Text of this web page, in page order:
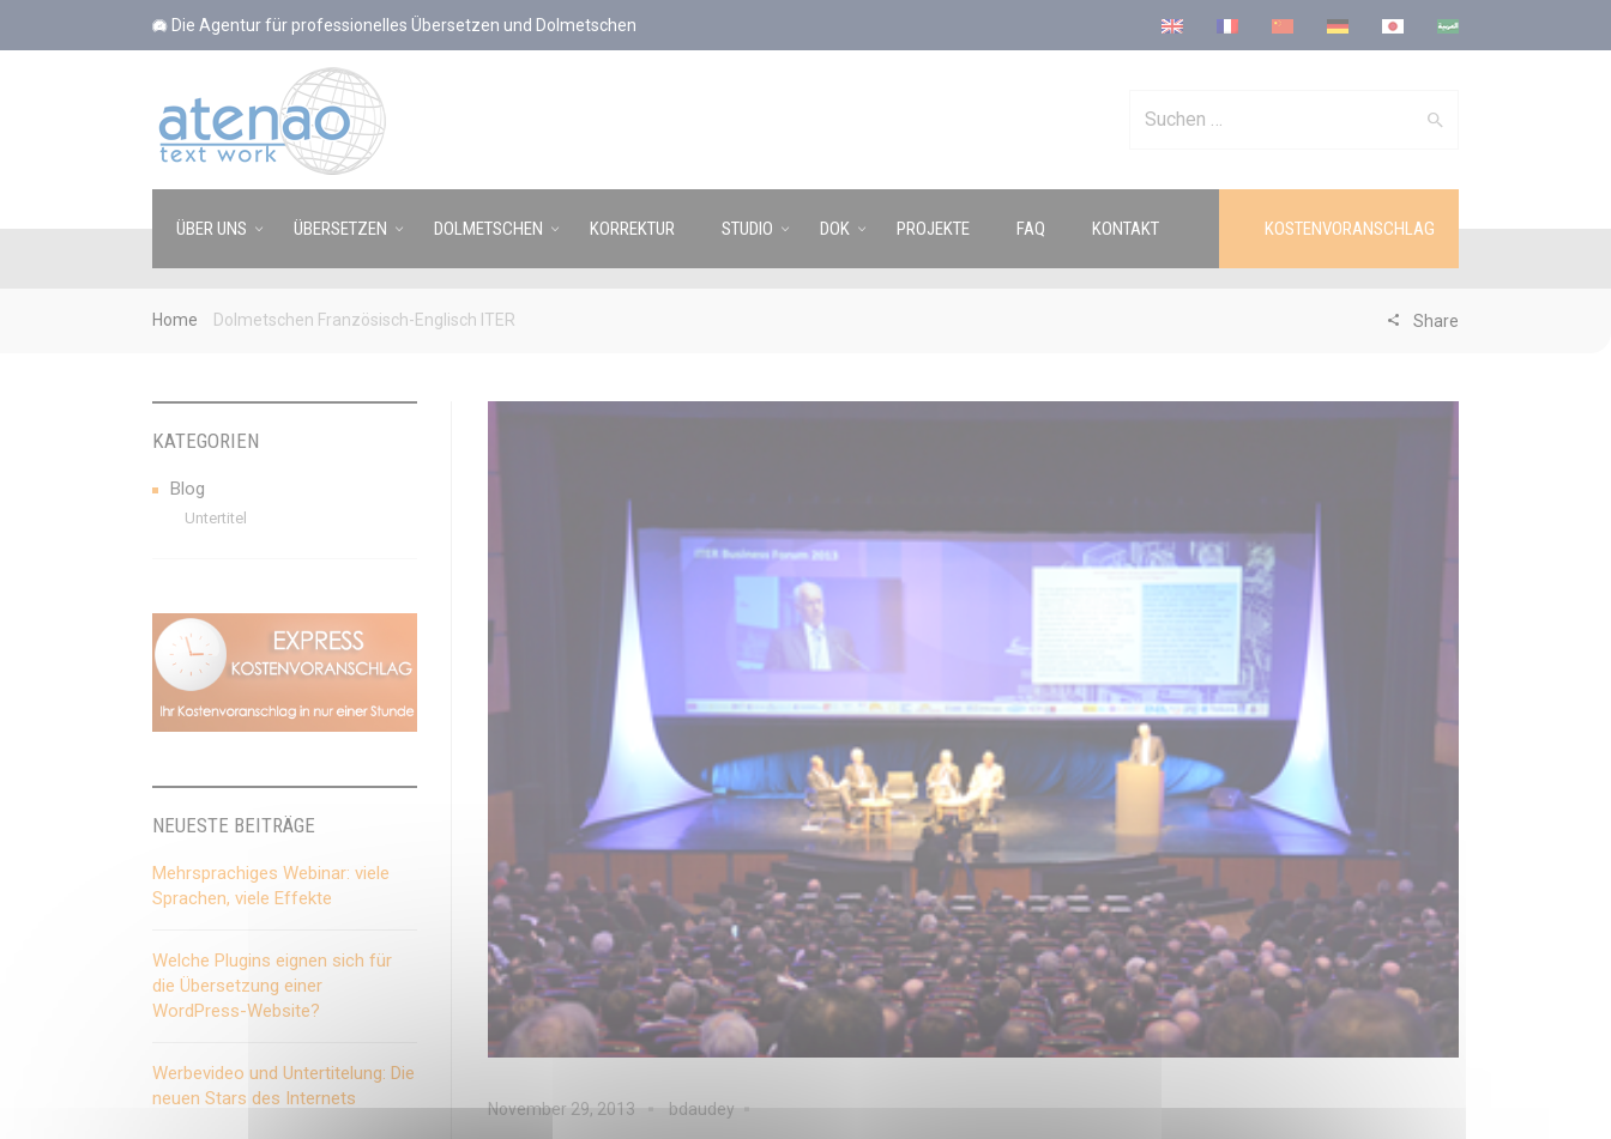
Die Agentur für professionelles Übersetzen und Dolmetschen
Search
ÜBER UNS ÜBERSETZEN DOLMETSCHEN KORREKTUR STUDIO DOK PROJEKTE FAQ KONTAKT KOSTENVORANSCHLAG
Home Dolmetschen Französisch-Englisch ITER Share
November 29, 2013 bdaudey
KATEGORIEN
Blog
Untertitel
NEUESTE BEITRÄGE
Mehrsprachiges Webinar: viele
Sprachen, viele Effekte
Welche Plugins eignen sich für
die Übersetzung einer
WordPress-Website?
Werbevideo und Untertitelung: Die
neuen Stars des Internets
Cookie-Einstellungen